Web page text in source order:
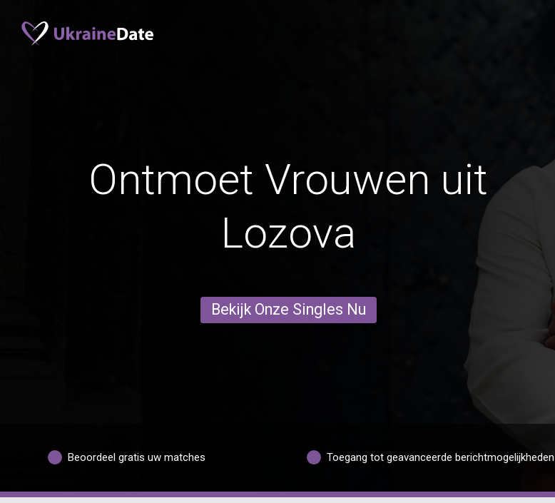
Ontmoet Vrouwen uit
Lozova
Bekijk Onze Singles Nu
Beoordeel gratis uw matches Toegang tot geavanceerde berichtmogelijkheden